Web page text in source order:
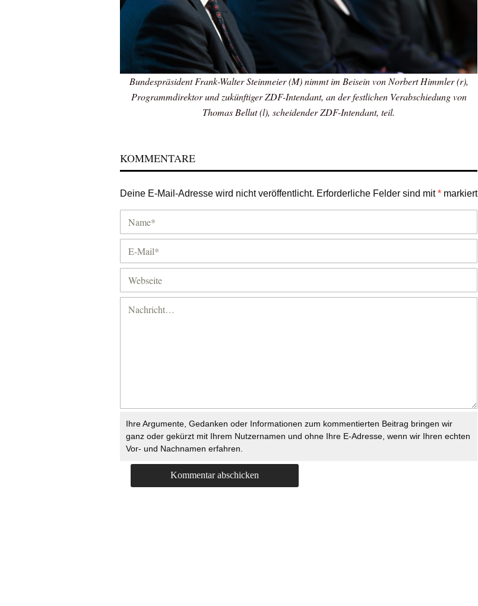
Bundespräsident Frank-Walter Steinmeier (M) nimmt im Beisein von Norbert Himmler (r),
Programmdirektor und zukünftiger ZDF-Intendant, an der festlichen Verabschiedung von
Thomas Bellut (l), scheidender ZDF-Intendant, teil.
KOMMENTARE
Deine E-Mail-Adresse wird nicht veröffentlicht. Erforderliche Felder sind mit* markiert
Ihre Argumente, Gedanken oder Informationen zum kommentierten Beitrag bringen wir
ganz oder gekürzt mit Ihrem Nutzernamen und ohne Ihre E-Adresse, wenn wir Ihren echten
Vor- und Nachnamen erfahren.